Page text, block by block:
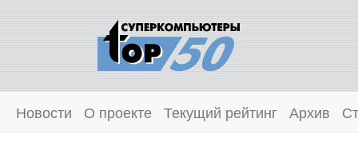
Новости О проекте Текущий рейтинг Архив